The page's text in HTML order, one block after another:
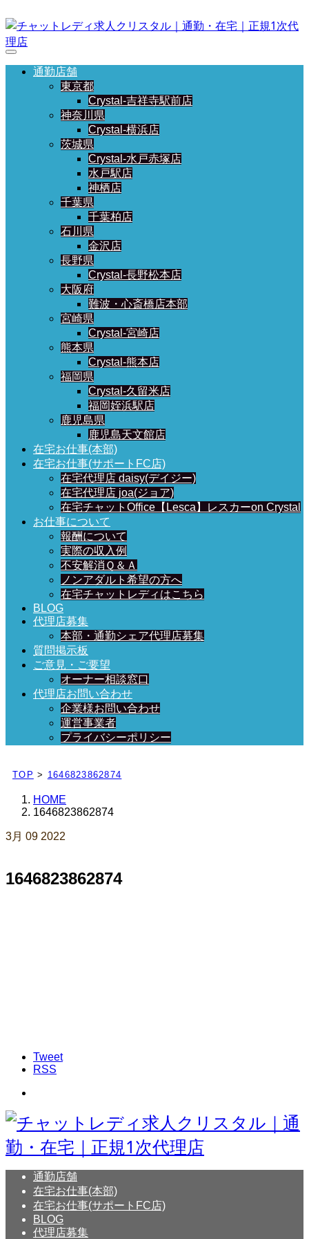
通勤店舗
東京都
Crystal-吉祥寺駅前店
神奈川県
Crystal-横浜店
茨城県
Crystal-水戸赤塚店
水戸駅店
神栖店
千葉県
千葉柏店
石川県
金沢店
長野県
Crystal-長野松本店
大阪府
難波・心斎橋店本部
宮崎県
Crystal-宮崎店
熊本県
Crystal-熊本店
福岡県
Crystal-久留米店
福岡姪浜駅店
鹿児島県
鹿児島天文館店
在宅お仕事(本部)
在宅お仕事(サポートFC店)
在宅代理店 daisy(デイジー)
在宅代理店 joa(ジョア)
在宅チャットOffice【Lesca】レスカーon Crystal
お仕事について
報酬について
実際の収入例
不安解消Ｑ＆Ａ
ノンアダルト希望の方へ
在宅チャットレディはこちら
BLOG
代理店募集
本部・通勤シェア代理店募集
質問掲示板
ご意見・ご要望
オーナー相談窓口
代理店お問い合わせ
企業様お問い合わせ
運営事業者
プライバシーポリシー
TOP > 1646823862874
HOME
1646823862874
3月 09 2022
1646823862874
Tweet
RSS
通勤店舗
在宅お仕事(本部)
在宅お仕事(サポートFC店)
BLOG
代理店募集